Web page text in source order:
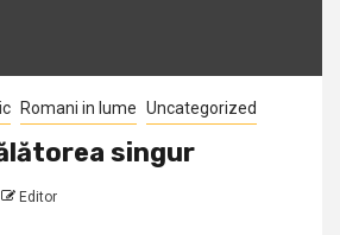
Romani in lume Uncategorized
singur
Editor